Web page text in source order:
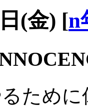
(金) [n
ため